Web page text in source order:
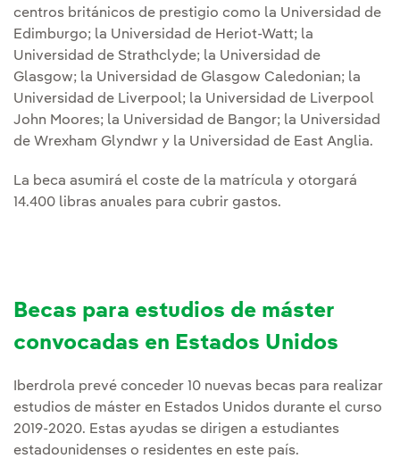
centros británicos de prestigio como la Universidad de
Edimburgo; la Universidad de Heriot-Watt; la
Universidad de Strathclyde; la Universidad de
Glasgow; la Universidad de Glasgow Caledonian; la
Universidad de Liverpool; la Universidad de Liverpool
John Moores; la Universidad de Bangor; la Universidad
de Wrexham Glyndwr y la Universidad de East Anglia.
La beca asumirá el coste de la matrícula y otorgará
14.400 libras anuales para cubrir gastos.
Becas para estudios de máster
convocadas en Estados Unidos
Iberdrola prevé conceder 10 nuevas becas para realizar
estudios de máster en Estados Unidos durante el curso
2019-2020. Estas ayudas se dirigen a estudiantes
estadounidenses o residentes en este país.